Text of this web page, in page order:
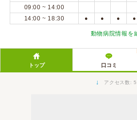
口コミ投稿
09:00 ~ 14:00
14:00 ~ 18:30 ● ● ● ●
動物病院情報を
トップ 口コミ
↓ アクセス数: